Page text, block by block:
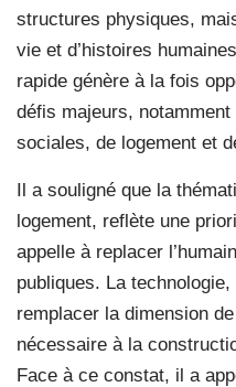
structures physiques,
vie et d’histoires
rapide génère à la fois
défis majeurs, notamment
sociales, de logement et
Il a souligné que la
logement, reflète une
appelle à replacer
publiques. La
remplacer la dimension
nécessaire à la
Face à ce constat, il a